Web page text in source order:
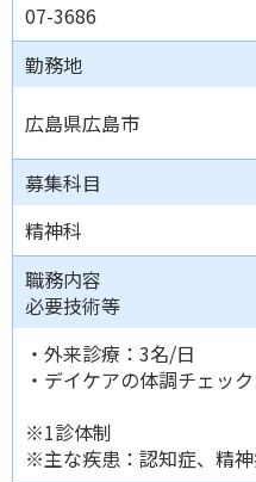
07-3686
勤務地
広島県広島市
募集科目
精神科
職務内容
必要技術等
・外来診療：3名/日
・デイケアの体調チェッ
※1診体制
※主な疾患：認知症、精